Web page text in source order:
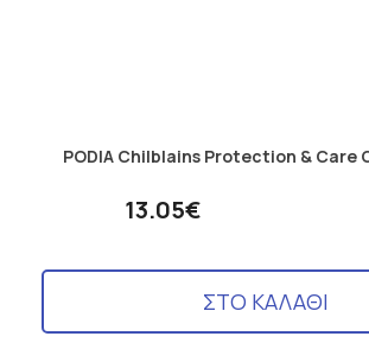
PODIA Chilblains Protection & Care
13.05€
ΣΤΟ ΚΑΛΑΘΙ